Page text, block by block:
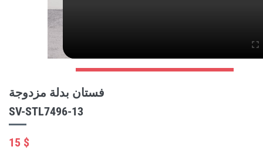
فستان بدلة مزدوجة
SV-STL7496-13
15 $